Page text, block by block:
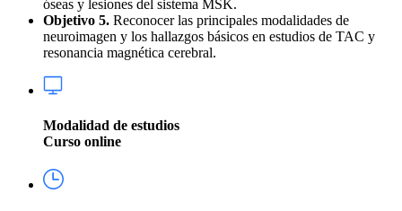
óseas y lesiones del sistema MSK.
Objetivo 5. Reconocer las principales modalidades de
neuroimagen y los hallazgos básicos en estudios de TAC y
resonancia magnética cerebral.
Modalidad de estudios
Curso online